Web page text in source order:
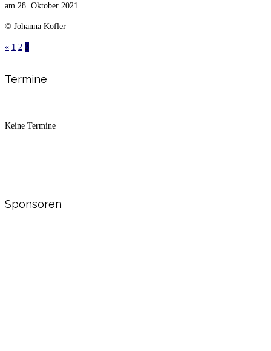
am 28. Oktober 2021
© Johanna Kofler
« 1 2 3
Termine
Keine Termine
Sponsoren